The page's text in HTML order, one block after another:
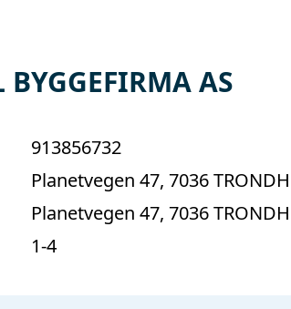
AS
913856732
Planetvegen 47, 7036
Planetvegen 47, 7036
1-4